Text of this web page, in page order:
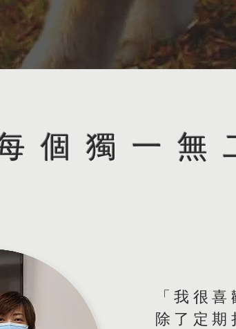
個獨一無
「我很
除了定期